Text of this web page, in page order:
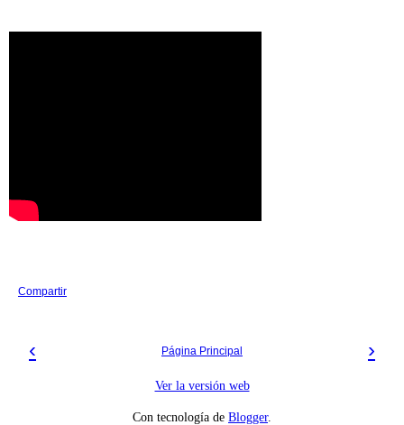
Compartir
‹ ›
Página Principal
Ver la versión web
Con tecnología de Blogger.